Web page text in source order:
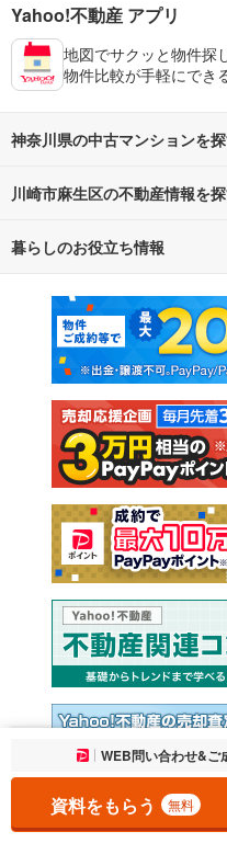
お気に入りに追加しまし
WEB問い合わせ&ご
資料をもらう 無料
Yahoo!不動産 アプリ
地図でサクッと物件探
物件比較が手軽にでき
神奈川県の中古マンションを
路線・駅から探す
通勤・通学時間から探す
川崎市麻生区の不動産情報を
不動産・住宅
新築マンション
新築一戸建て
注文住宅
売却査定
暮らしのお役立ち情報
マンションカタログ